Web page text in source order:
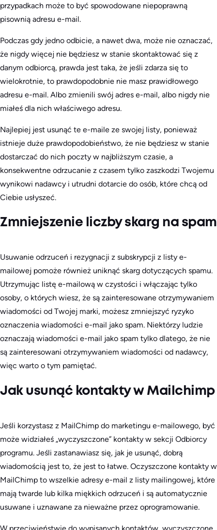
przypadkach może to być spowodowane niepoprawną
pisownią adresu e-mail.
Podczas gdy jedno odbicie, a nawet dwa, może nie oznaczać,
że nigdy więcej nie będziesz w stanie skontaktować się z
danym odbiorcą, prawda jest taka, że jeśli zdarza się to
wielokrotnie, to prawdopodobnie nie masz prawidłowego
adresu e-mail. Albo zmienili swój adres e-mail, albo nigdy nie
miałeś dla nich właściwego adresu.
Najlepiej jest usunąć te e-maile ze swojej listy, ponieważ
istnieje duże prawdopodobieństwo, że nie będziesz w stanie
dostarczać do nich poczty w najbliższym czasie, a
konsekwentne odrzucanie z czasem tylko zaszkodzi Twojemu
wynikowi nadawcy i utrudni dotarcie do osób, które chcą od
Ciebie usłyszeć.
Zmniejszenie liczby skarg na spam
Usuwanie odrzuceń i rezygnacji z subskrypcji z listy e-
mailowej pomoże również uniknąć skarg dotyczących spamu.
Utrzymując listę e-mailową w czystości i włączając tylko
osoby, o których wiesz, że są zainteresowane otrzymywaniem
wiadomości od Twojej marki, możesz zmniejszyć ryzyko
oznaczenia wiadomości e-mail jako spam. Niektórzy ludzie
oznaczają wiadomości e-mail jako spam tylko dlatego, że nie
są zainteresowani otrzymywaniem wiadomości od nadawcy,
więc warto o tym pamiętać.
Jak usunąć kontakty w Mailchimp
Jeśli korzystasz z MailChimp do marketingu e-mailowego, być
może widziałeś „wyczyszczone” kontakty w sekcji Odbiorcy
programu. Jeśli zastanawiasz się, jak je usunąć, dobrą
wiadomością jest to, że jest to łatwe. Oczyszczone kontakty w
MailChimp to wszelkie adresy e-mail z listy mailingowej, które
mają twarde lub kilka miękkich odrzuceń i są automatycznie
usuwane i uznawane za nieważne przez oprogramowanie.
W przeciwieństwie do wypisanych kontaktów, wyczyszczone